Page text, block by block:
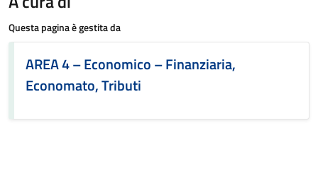
Questa pagina è gestita da
AREA 4 – Economico – Finanziaria,
Economato, Tributi